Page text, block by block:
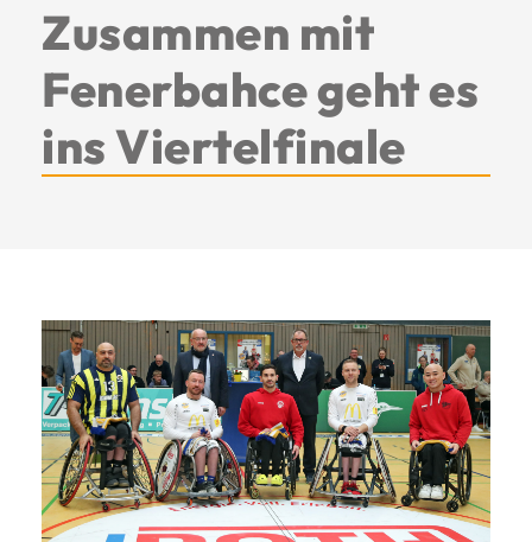
Zusammen mit
Fenerbahce geht es
ins Viertelfinale